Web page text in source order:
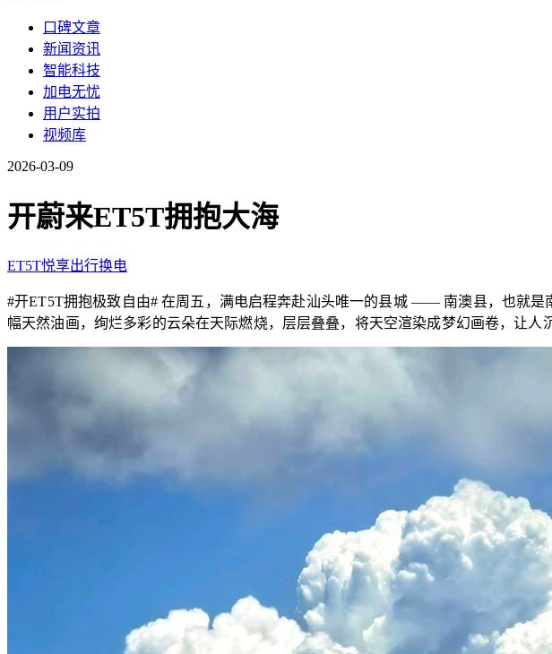
口碑文章
新闻资讯
智能科技
加电无忧
用户实拍
视频库
2026-03-09
开蔚来ET5T拥抱大海
ET5T悦享出行换电
#开ET5T拥抱极致自由#在周五，满电启程奔赴汕头唯一的县城 —— 南澳县，也就是
幅天然油画，绚烂多彩的云朵在天际燃烧，层层叠叠，将天空渲染成梦幻画卷，让人